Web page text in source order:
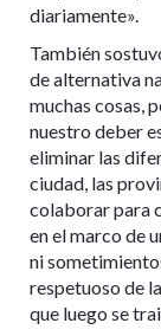
diariamente».
También
de alternativa
muchas cosas,
nuestro deber
eliminar las
ciudad, las
colaborar para
en el marco de
ni
respetuoso de
que luego se